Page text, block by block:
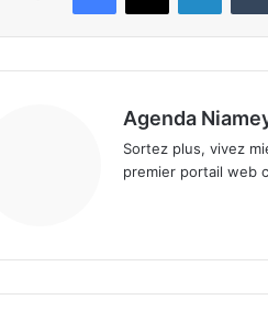
Agenda
Sortez plus, vivez
premier portail web